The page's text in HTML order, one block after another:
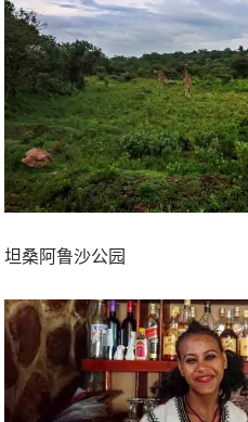
坦桑阿鲁沙公园